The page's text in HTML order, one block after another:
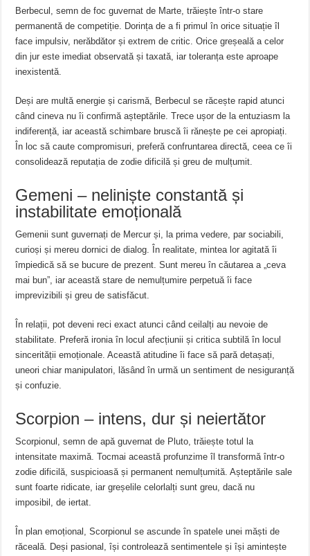
Berbecul, semn de foc guvernat de Marte, trăiește într-o stare
permanentă de competiție. Dorința de a fi primul în orice situație îl
face impulsiv, nerăbdător și extrem de critic. Orice greșeală a celor
din jur este imediat observată și taxată, iar toleranța este aproape
inexistentă.
Deși are multă energie și carismă, Berbecul se răcește rapid atunci
când cineva nu îi confirmă așteptările. Trece ușor de la entuziasm la
indiferență, iar această schimbare bruscă îi rănește pe cei apropiați.
În loc să caute compromisuri, preferă confruntarea directă, ceea ce îi
consolidează reputația de zodie dificilă și greu de mulțumit.
Gemeni – neliniște constantă și
instabilitate emoțională
Gemenii sunt guvernați de Mercur și, la prima vedere, par sociabili,
curioși și mereu dornici de dialog. În realitate, mintea lor agitată îi
împiedică să se bucure de prezent. Sunt mereu în căutarea a „ceva
mai bun”, iar această stare de nemulțumire perpetuă îi face
imprevizibili și greu de satisfăcut.
În relații, pot deveni reci exact atunci când ceilalți au nevoie de
stabilitate. Preferă ironia în locul afecțiunii și critica subtilă în locul
sincerității emoționale. Această atitudine îi face să pară detașați,
uneori chiar manipulatori, lăsând în urmă un sentiment de nesiguranță
și confuzie.
Scorpion – intens, dur și neiertător
Scorpionul, semn de apă guvernat de Pluto, trăiește totul la
intensitate maximă. Tocmai această profunzime îl transformă într-o
zodie dificilă, suspicioasă și permanent nemulțumită. Așteptările sale
sunt foarte ridicate, iar greșelile celorlalți sunt greu, dacă nu
imposibil, de iertat.
În plan emoțional, Scorpionul se ascunde în spatele unei măști de
răceală. Deși pasional, își controlează sentimentele și își amintește